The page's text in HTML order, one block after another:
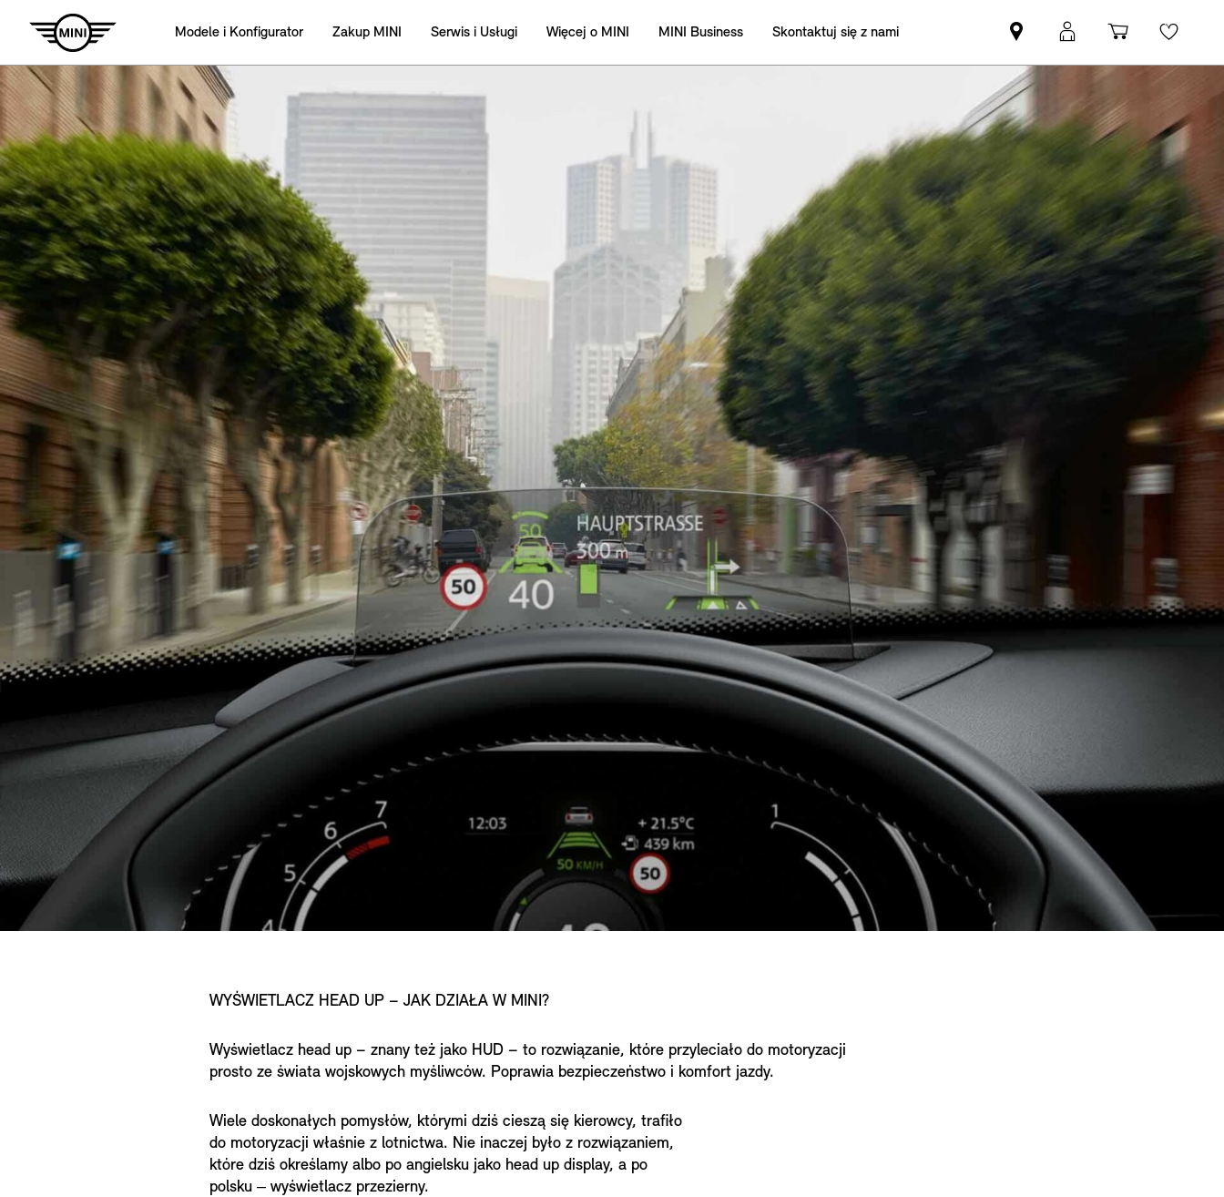
Modele i Konfigurator Zakup MINI Serwis i Usługi Więcej o MINI MINI Business Skontaktuj się z nami
Znajdź
Partnera
MINI
Logowanie
MyMini
Koszyk
WYŚWIETLACZ HEAD UP – JAK DZIAŁA W MINI?
Wyświetlacz head up – znany też jako HUD – to rozwiązanie, które przyleciało do motoryzacji
prosto ze świata wojskowych myśliwców. Poprawia bezpieczeństwo i komfort jazdy.
Wiele doskonałych pomysłów, którymi dziś cieszą się kierowcy, trafiło
do motoryzacji właśnie z lotnictwa. Nie inaczej było z rozwiązaniem,
które dziś określamy albo po angielsku jako head up display, a po
polsku ‒ wyświetlacz przezierny.